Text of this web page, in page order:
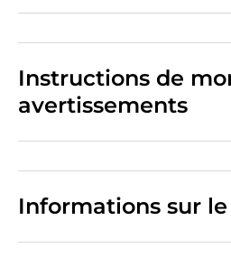
Instructions de
avertissements
Informations sur